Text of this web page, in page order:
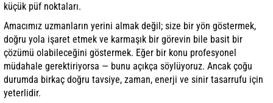
küçük püf noktaları.
Amacımız uzmanların yerini almak değil; size bir yön göstermek,
doğru yola işaret etmek ve karmaşık bir görevin bile basit bir
çözümü olabileceğini göstermek. Eğer bir konu profesyonel
müdahale gerektiriyorsa — bunu açıkça söylüyoruz. Ancak çoğu
durumda birkaç doğru tavsiye, zaman, enerji ve sinir tasarrufu için
yeterlidir.